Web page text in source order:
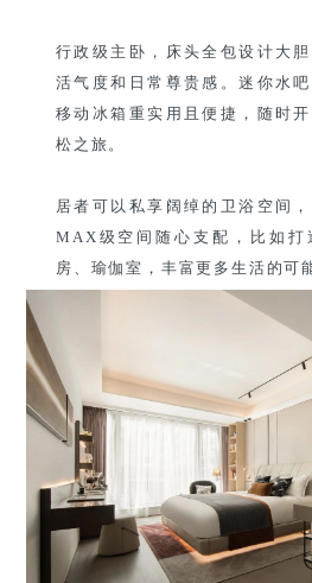
行政级主卧，床头全包设计大
活气度和日常尊贵感。迷你水
移动冰箱重实用且便捷，随时
松之旅。
居者可以私享阔绰的卫浴空间
MAX级空间随心支配，比如打
房、瑜伽室，丰富更多生活的可